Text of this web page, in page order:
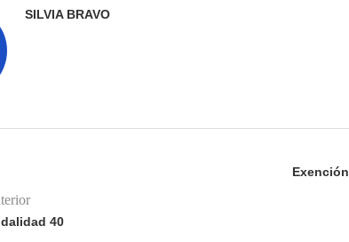
SILVIA BRAVO
40